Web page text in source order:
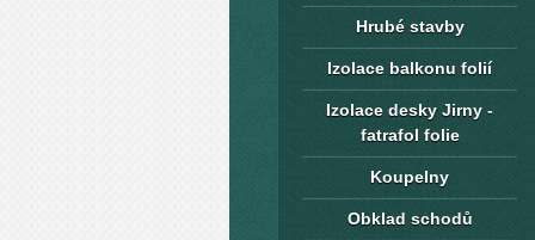
Hrubé stavby
Izolace balkonu folií
Izolace desky Jirny -
fatrafol folie
Koupelny
Obklad schodů